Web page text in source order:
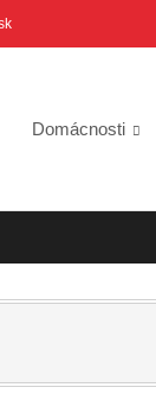
Domácnosti